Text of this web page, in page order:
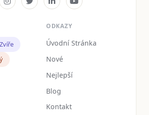
Zvíře
ODKAZY
Úvodní Stránka
Nové
Nejlepší
Blog
Kontakt